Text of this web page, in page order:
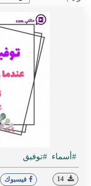
#أسماء #توفيق
فيسبوك